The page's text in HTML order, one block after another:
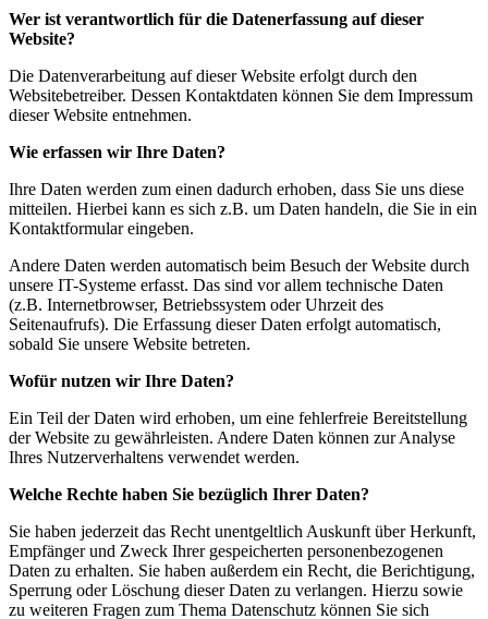
Wer ist verantwortlich für die Datenerfassung auf dieser
Website?
Die Datenverarbeitung auf dieser Website erfolgt durch den
Websitebetreiber. Dessen Kontaktdaten können Sie dem Impressum
dieser Website entnehmen.
Wie erfassen wir Ihre Daten?
Ihre Daten werden zum einen dadurch erhoben, dass Sie uns diese
mitteilen. Hierbei kann es sich z.B. um Daten handeln, die Sie in ein
Kontaktformular eingeben.
Andere Daten werden automatisch beim Besuch der Website durch
unsere IT-Systeme erfasst. Das sind vor allem technische Daten
(z.B. Internetbrowser, Betriebssystem oder Uhrzeit des
Seitenaufrufs). Die Erfassung dieser Daten erfolgt automatisch,
sobald Sie unsere Website betreten.
Wofür nutzen wir Ihre Daten?
Ein Teil der Daten wird erhoben, um eine fehlerfreie Bereitstellung
der Website zu gewährleisten. Andere Daten können zur Analyse
Ihres Nutzerverhaltens verwendet werden.
Welche Rechte haben Sie bezüglich Ihrer Daten?
Sie haben jederzeit das Recht unentgeltlich Auskunft über Herkunft,
Empfänger und Zweck Ihrer gespeicherten personenbezogenen
Daten zu erhalten. Sie haben außerdem ein Recht, die Berichtigung,
Sperrung oder Löschung dieser Daten zu verlangen. Hierzu sowie
zu weiteren Fragen zum Thema Datenschutz können Sie sich